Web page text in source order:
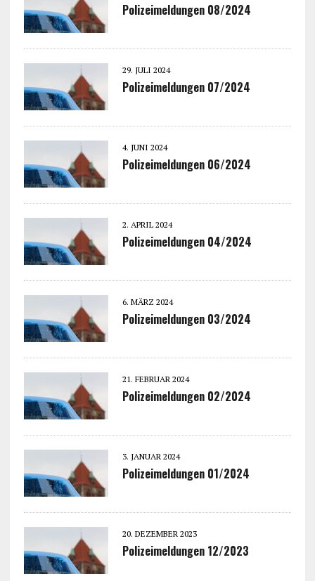
Polizeimeldungen 08/2024
29. JULI 2024
Polizeimeldungen 07/2024
4. JUNI 2024
Polizeimeldungen 06/2024
2. APRIL 2024
Polizeimeldungen 04/2024
6. MÄRZ 2024
Polizeimeldungen 03/2024
21. FEBRUAR 2024
Polizeimeldungen 02/2024
3. JANUAR 2024
Polizeimeldungen 01/2024
20. DEZEMBER 2023
Polizeimeldungen 12/2023